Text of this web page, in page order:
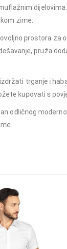
zime.
prostora za
pruža
trganje i
kupovati s
odličnog